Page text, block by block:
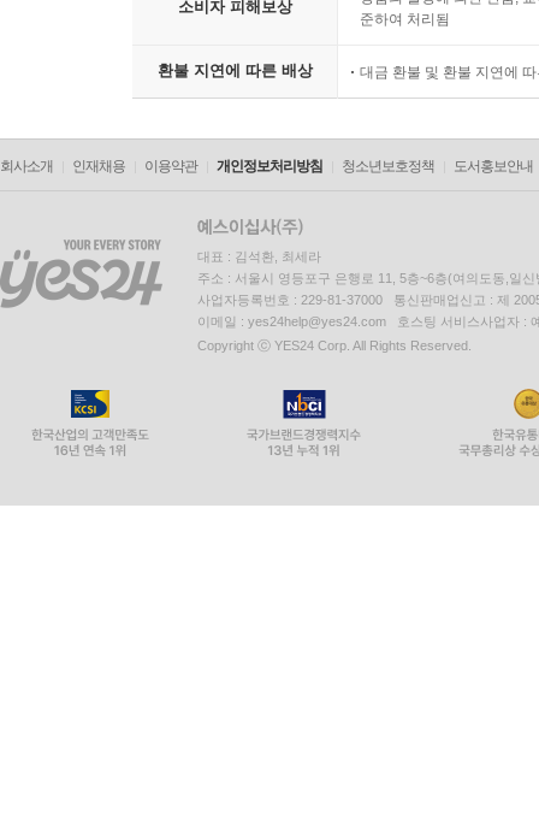
소비자 피해보상
준하여 처리됨
환불 지연에 따른 배상 대금 환불 및 환불 지연에
회사소개 인재채용 이용약관 개인정보처리방침 청소년보호정책 도서홍보안내
대표 : 김석환, 최세라
주소 : 서울시 영등포구 은행로 11, 5층~6층(여의도동,일신
사업자등록번호 : 229-81-37000 통신판매업신고 : 제
이메일 : yes24help@yes24.com 호스팅 서비스사업자 :
Copyright ⓒ YES24 Corp. All Rights Reserved.